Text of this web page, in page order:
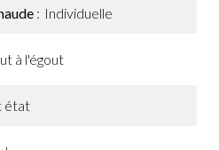
Individuelle
à l'égout
état